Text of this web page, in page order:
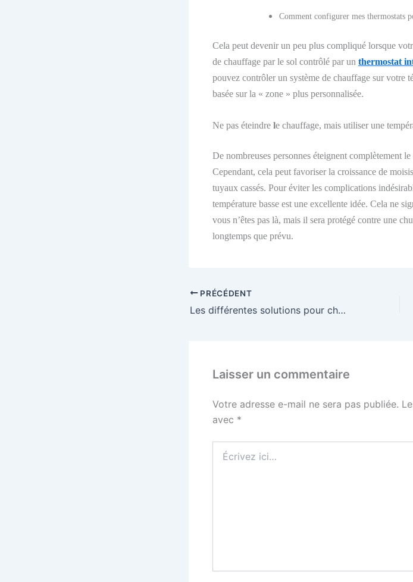
Comment configurer mes thermostats
Cela peut devenir un peu plus compliqué lorsque
de chauffage par le sol contrôlé par un thermostat
pouvez contrôler un système de chauffage sur votre
basée sur la « zone » plus personnalisée.
Ne pas éteindre le chauffage, mais utiliser une
De nombreuses personnes éteignent complètement
Cependant, cela peut favoriser la croissance de
tuyaux cassés. Pour éviter les complications
température basse est une excellente idée. Cela ne
vous n’êtes pas là, mais il sera protégé contre une
longtemps que prévu.
PRÉCÉDENT
Les différentes solutions pour chauffer l’eau de la piscine
Laisser un commentaire
Votre adresse e-mail ne sera pas publiée.
avec *
ici…